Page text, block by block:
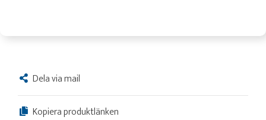
Dela via mail
Kopiera produktlänken